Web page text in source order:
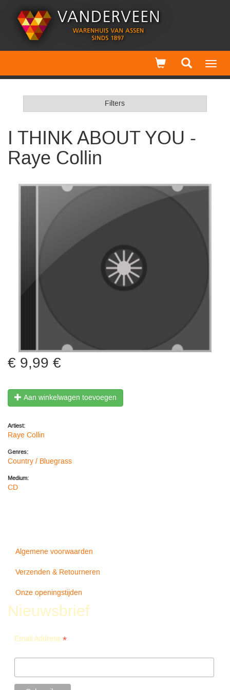
Filters
I THINK ABOUT YOU -
Raye Collin
9,99 €
Aan winkelwagen toevoegen
Artiest:
Raye Collin
Genres:
Country / Bluegrass
Medium:
CD
Algemene voorwaarden
Verzenden & Retourneren
Onze openingstijden
Nieuwsbrief
Email Address *